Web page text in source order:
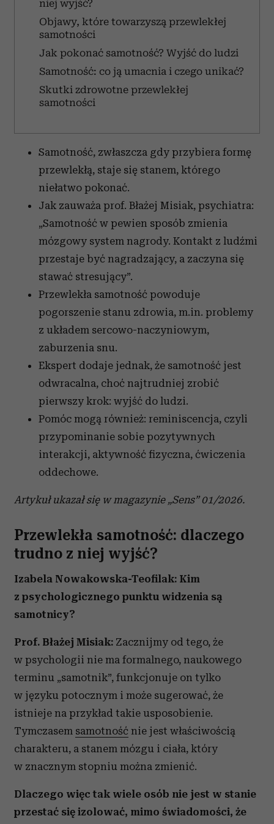
niej wyjść?
Objawy, które towarzyszą przewlekłej
samotności
Jak pokonać samotność? Wyjść do ludzi
Samotność: co ją umacnia i czego unikać?
Skutki zdrowotne przewlekłej
samotności
Samotność, zwłaszcza gdy przybiera formę
przewlekłą, staje się stanem, którego
niełatwo pokonać.
Jak zauważa prof. Błażej Misiak, psychiatra:
„Samotność w pewien sposób zmienia
mózgowy system nagrody. Kontakt z ludźmi
przestaje być nagradzający, a zaczyna się
stawać stresujący”.
Przewlekła samotność powoduje
pogorszenie stanu zdrowia, m.in. problemy
z układem sercowo-naczyniowym,
zaburzenia snu.
Ekspert dodaje jednak, że samotność jest
odwracalna, choć najtrudniej zrobić
pierwszy krok: wyjść do ludzi.
Pomóc mogą również: reminiscencja, czyli
przypominanie sobie pozytywnych
interakcji, aktywność fizyczna, ćwiczenia
oddechowe.
Artykuł ukazał się w magazynie „Sens” 01/2026.
Przewlekła samotność: dlaczego
trudno z niej wyjść?
Izabela Nowakowska-Teofilak: Kim
z psychologicznego punktu widzenia są
samotnicy?
Prof. Błażej Misiak: Zacznijmy od tego, że
w psychologii nie ma formalnego, naukowego
terminu „samotnik”, funkcjonuje on tylko
w języku potocznym i może sugerować, że
istnieje na przykład takie usposobienie.
Tymczasem samotność nie jest właściwością
charakteru, a stanem mózgu i ciała, który
w znacznym stopniu można zmienić.
Dlaczego więc tak wiele osób nie jest w stanie
przestać się izolować, mimo świadomości, że